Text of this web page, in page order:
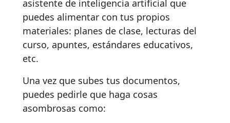
asistente de inteligencia artificial que
puedes alimentar con tus propios
materiales: planes de clase, lecturas del
curso, apuntes, estándares educativos,
etc.
Una vez que subes tus documentos,
puedes pedirle que haga cosas
asombrosas como: